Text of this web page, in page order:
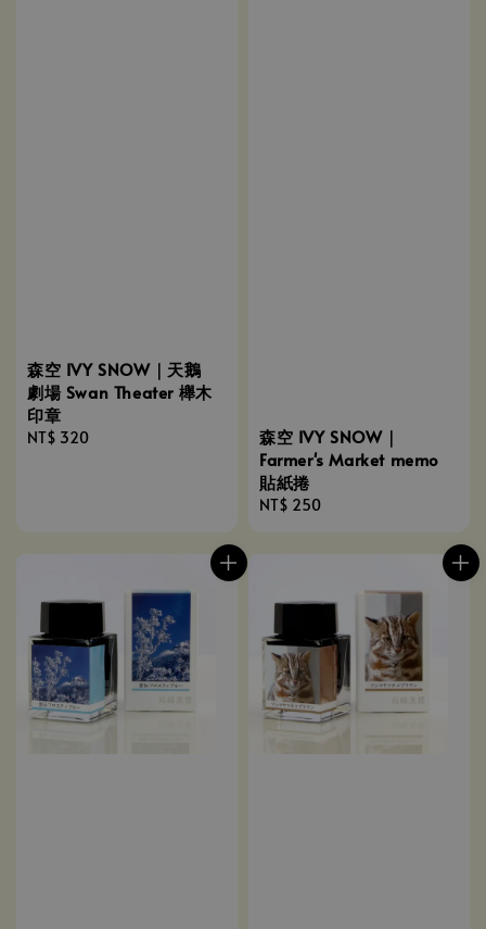
森空 IVY SNOW｜天鵝
劇場 Swan Theater 櫸木
印章
Regular
NT$ 320
森空 IVY SNOW｜
Farmer's Market memo
貼紙捲
Regular
NT$ 250